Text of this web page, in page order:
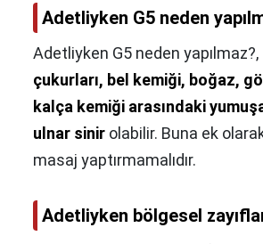
Adetliyken G5 neden
Adetliyken G5 neden yapılmaz?,
çukurları, bel kemiği, boğaz,
kalça kemiği arasındaki
ulnar sinir olabilir. Buna ek
masaj yaptırmamalıdır.
Adetliyken bölgesel